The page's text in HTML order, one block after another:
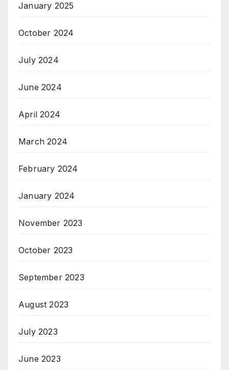
January 2025
October 2024
July 2024
June 2024
April 2024
March 2024
February 2024
January 2024
November 2023
October 2023
September 2023
August 2023
July 2023
June 2023